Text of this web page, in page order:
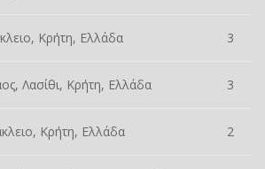
Κρήτη, Ελλάδα 3
Λασίθι, Κρήτη, Ελλάδα 3
Κρήτη, Ελλάδα 2